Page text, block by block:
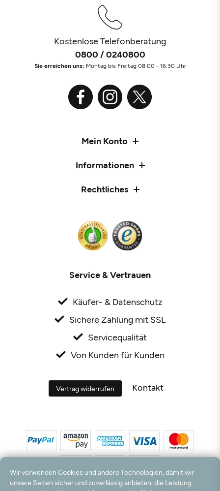
Kostenlose Telefonberatung
0800 / 0240800
Sie erreichen uns: Montag bis Freitag 08:00 - 16:30 Uhr
Mein Konto
Informationen
Rechtliches
Service & Vertrauen
Käufer- & Datenschutz
Sichere Zahlung mit SSL
Servicequalität
Von Kunden für Kunden
Vertrag widerrufen Kontakt
Wir verwenden Cookies und andere Technologien, damit wir
unsere Seiten sicher und zuverlässig anbieten, die Leistung